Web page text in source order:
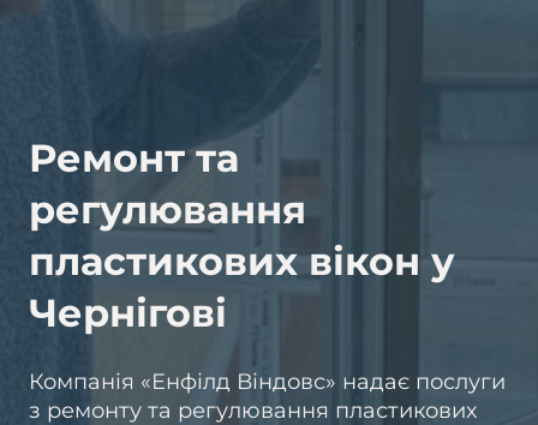
Ремонт та
регулювання
пластикових вікон у
Чернігові
Компанія «Енфілд Віндовс» надає послуги
з ремонту та регулювання пластикових